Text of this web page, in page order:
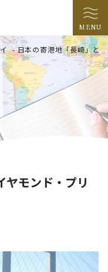
MENU
-日本の寄港地「長崎」と
ヤモンド・プリ